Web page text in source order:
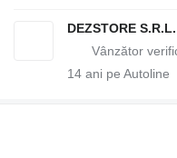
DEZSTORE S.R.L.
14 ani pe Autoline